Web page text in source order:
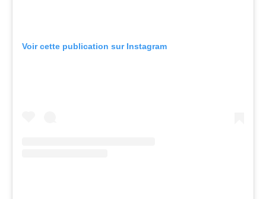
Voir cette publication sur Instagram